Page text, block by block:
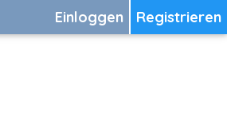
Registrieren
Einloggen